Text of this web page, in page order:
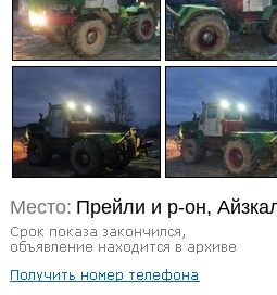
Место: Прейли и р-он,